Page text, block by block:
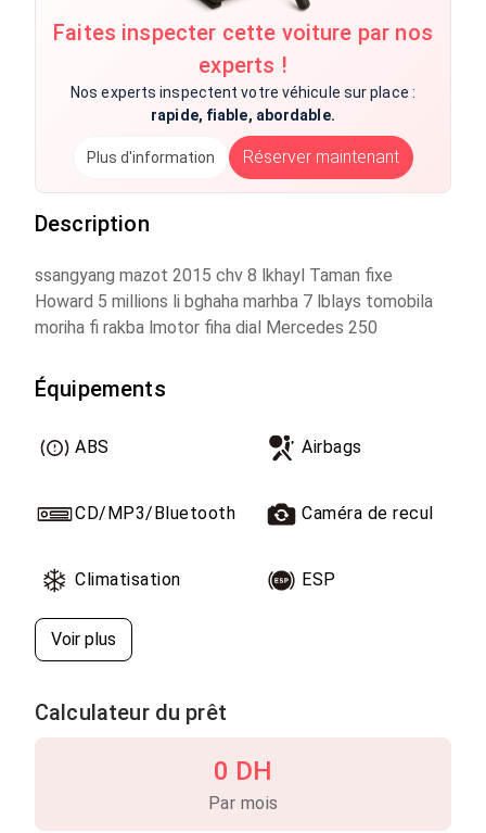
Faites inspecter cette voiture par nos
experts !
Nos experts inspectent votre véhicule sur place :
rapide, fiable, abordable.
Plus d'information Réserver maintenant
Description
ssangyang mazot 2015 chv 8 lkhayl Taman fixe
Howard 5 millions li bghaha marhba 7 lblays tomobila
moriha fi rakba lmotor fiha dial Mercedes 250
Équipements
ABS Airbags
CD/MP3/Bluetooth Caméra de recul
Climatisation ESP
Voir plus
Calculateur du prêt
0 DH
Par mois